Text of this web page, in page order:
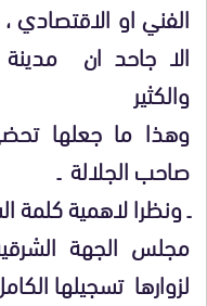
الفني او الاقتصادي
الا جاحد ان مدينة
والكثير
وهذا ما جعلها
صاحب الجلالة ـ
ـ ونظرا لاهمية كلمة
مجلس الجهة
لزوارها تسجيلها